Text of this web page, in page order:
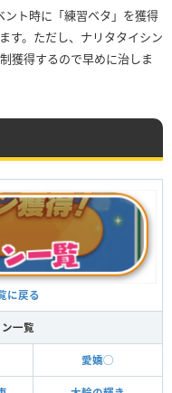
ト時に「練習ベタ」を獲得
す。ただし、ナリタタイシン
獲得するので早めに治しま
に戻る
一覧
愛嬌◯